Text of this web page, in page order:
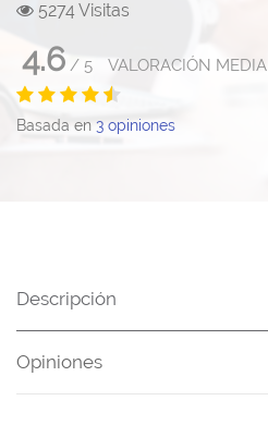
5274 Visitas
4.6 / 5 VALORACIÓN MEDIA
Basada en 3 opiniones
Descripción
Opiniones